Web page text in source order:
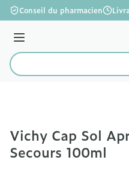
Aller au contenu
Conseil du pharmacien
Menu
Rechercher
Vichy Cap Sol
Secours 100ml